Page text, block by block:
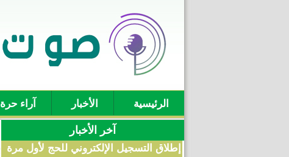
الرئيسية الأخبار آراء حرة
آخر الأخبار
إطلاق التسجيل الإلكتروني للحج لأول مرة